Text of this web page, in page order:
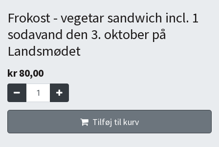
Frokost - vegetar sandwich incl. 1
sodavand den 3. oktober på
Landsmødet
kr80,00
Tilføj til kurv